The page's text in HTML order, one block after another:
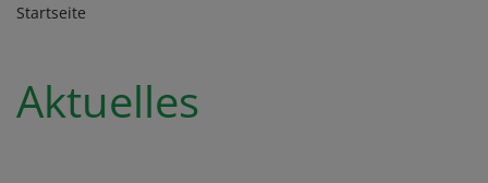
Startseite
Aktuelles